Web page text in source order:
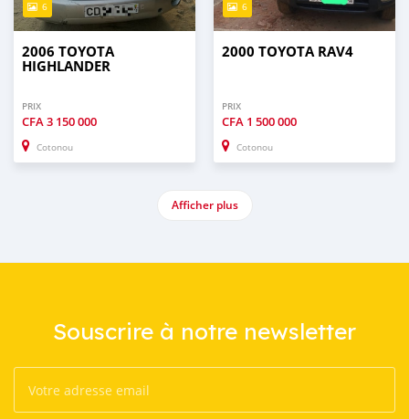
6
2006 TOYOTA
HIGHLANDER
PRIX
CFA3 150 000
Cotonou
6
2000 TOYOTA RAV4
PRIX
CFA 1 500 000
Cotonou
Afficher plus
Souscrire à notre newsletter